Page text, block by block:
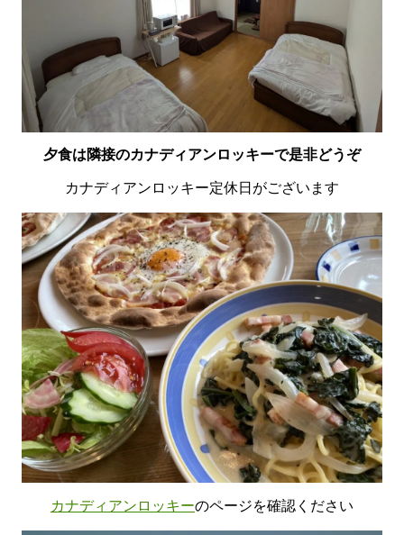
夕食は隣接のカナディアンロッキーで是非どうぞ
カナディアンロッキー定休日がございます
カナディアンロッキーのページを確認ください